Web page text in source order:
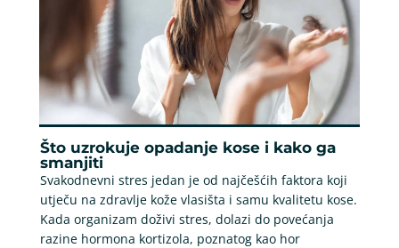
Što uzrokuje opadanje kose i kako ga
smanjiti
Svakodnevni stres jedan je od najčešćih faktora koji
utječu na zdravlje kože vlasišta i samu kvalitetu kose.
Kada organizam doživi stres, dolazi do povećanja
razine hormona kortizola, poznatog kao hor